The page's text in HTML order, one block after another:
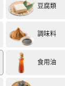
豆腐類
調味料
食用油